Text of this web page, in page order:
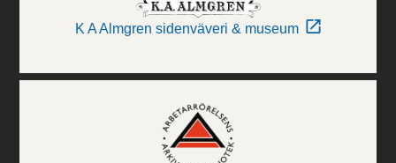
K A Almgren sidenväveri & museum